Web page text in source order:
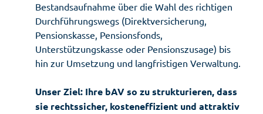
Bestandsaufnahme über die Wahl des richtigen
Durchführungswegs (Direktversicherung,
Pensionskasse, Pensionsfonds,
Unterstützungskasse oder Pensionszusage) bis
hin zur Umsetzung und langfristigen Verwaltung.
Unser Ziel: Ihre bAV so zu strukturieren, dass
sie rechtssicher, kosteneffizient und attraktiv